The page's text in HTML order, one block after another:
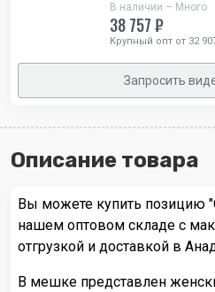
В наличии – Много
38 757 ₽
Крупный опт от 32
Запросить
Описание товара
Вы можете купить позицию
нашем оптовом складе с
отгрузкой и доставкой в
В мешке представлен